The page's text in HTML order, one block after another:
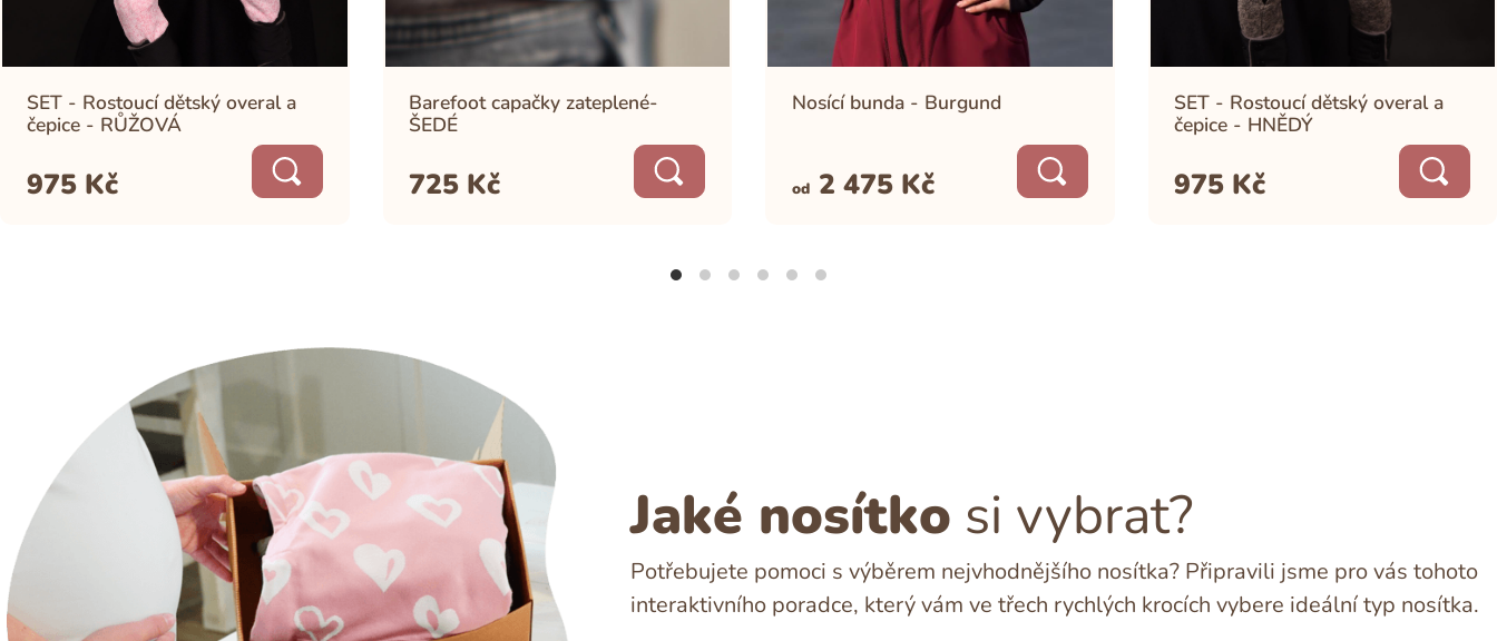
SET - Rostoucí dětský overal a
čepice - RŮŽOVÁ
975 Kč
Barefoot capačky zateplené-
ŠEDÉ
725 Kč
Nosící bunda - Burgund
od 2 475 Kč
SET - Rostoucí dětský overal a
čepice - HNĚDÝ
975 Kč
Jaké nosítko si vybrat?
Potřebujete pomoci s výběrem nejvhodnějšího nosítka? Připravili jsme pro vás tohoto
interaktivního poradce, který vám ve třech rychlých krocích vybere ideální typ nosítka.